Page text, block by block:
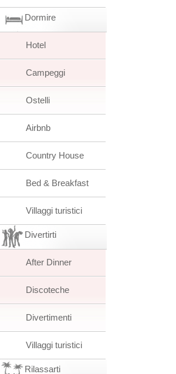
Dormire
Hotel
Campeggi
Ostelli
Airbnb
Country House
Bed & Breakfast
Villaggi turistici
Divertirti
After Dinner
Discoteche
Divertimenti
Villaggi turistici
Rilassarti